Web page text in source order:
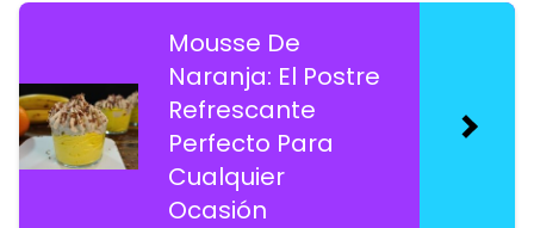
Mousse De
Naranja: El Postre
Refrescante
Perfecto Para
Cualquier
Ocasión